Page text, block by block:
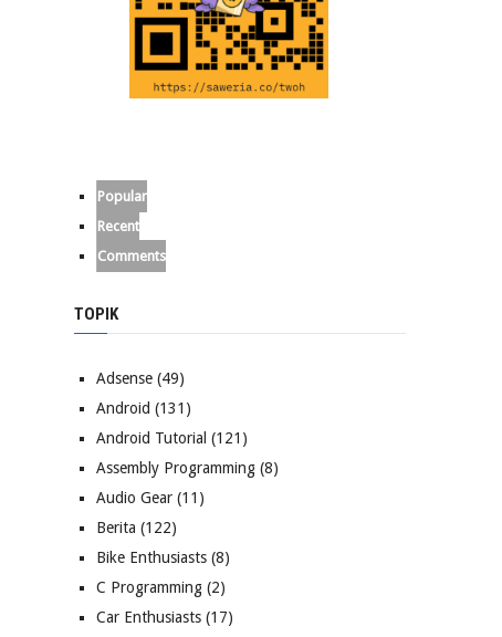
Popular
Recent
Comments
TOPIK
Adsense (49)
Android (131)
Android Tutorial (121)
Assembly Programming (8)
Audio Gear (11)
Berita (122)
Bike Enthusiasts (8)
C Programming (2)
Car Enthusiasts (17)